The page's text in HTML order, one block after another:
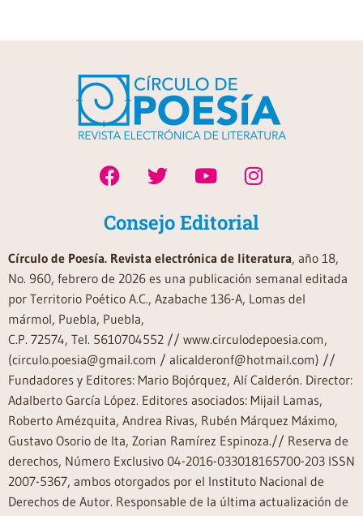
Consejo Editorial
Círculo de Poesía. Revista electrónica de literatura, año 18,
No. 960, febrero de 2026 es una publicación semanal editada
por Territorio Poético A.C., Azabache 136-A, Lomas del
mármol, Puebla, Puebla,
C.P. 72574, Tel. 5610704552 // www.circulodepoesia.com,
(circulo.poesia@gmail.com / alicalderonf@hotmail.com) //
Fundadores y Editores: Mario Bojórquez, Alí Calderón. Director:
Adalberto García López. Editores asociados: Mijail Lamas,
Roberto Amézquita, Andrea Rivas, Rubén Márquez Máximo,
Gustavo Osorio de Ita, Zorian Ramírez Espinoza.// Reserva de
derechos, Número Exclusivo 04-2016-033018165700-203 ISSN
2007-5367, ambos otorgados por el Instituto Nacional de
Derechos de Autor. Responsable de la última actualización de